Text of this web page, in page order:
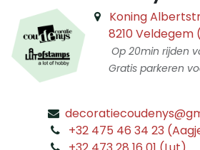
Koning
8210 Veldegem
Op 20min rijden
Gratis parkeren
+32 475 46 34 23